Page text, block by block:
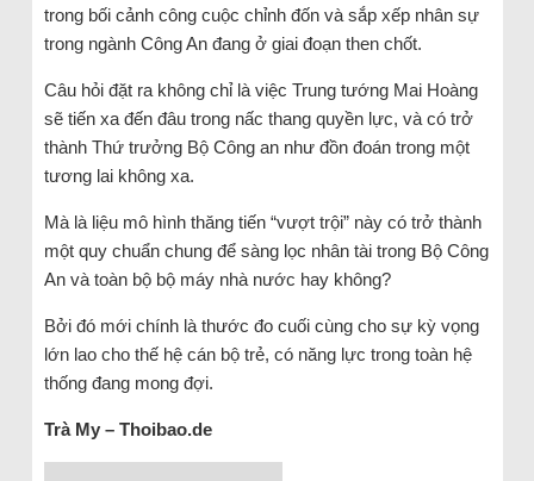
trong bối cảnh công cuộc chỉnh đốn và sắp xếp nhân sự
trong ngành Công An đang ở giai đoạn then chốt.
Câu hỏi đặt ra không chỉ là việc Trung tướng Mai Hoàng
sẽ tiến xa đến đâu trong nấc thang quyền lực, và có trở
thành Thứ trưởng Bộ Công an như đồn đoán trong một
tương lai không xa.
Mà là liệu mô hình thăng tiến “vượt trội” này có trở thành
một quy chuẩn chung để sàng lọc nhân tài trong Bộ Công
An và toàn bộ bộ máy nhà nước hay không?
Bởi đó mới chính là thước đo cuối cùng cho sự kỳ vọng
lớn lao cho thế hệ cán bộ trẻ, có năng lực trong toàn hệ
thống đang mong đợi.
Trà My – Thoibao.de